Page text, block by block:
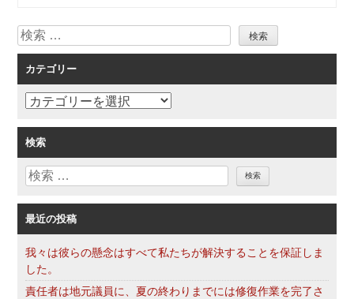
ゲ
ー
シ
ョ
ン
検
索
カテゴリー
カ
ゴ
リ
ー
検索
検
最近の投稿
我々は彼らの懸念はすべて私たちが解決することを保証しま
した。
責任者は地元議員に、夏の終わりまでには修復作業を完了さ